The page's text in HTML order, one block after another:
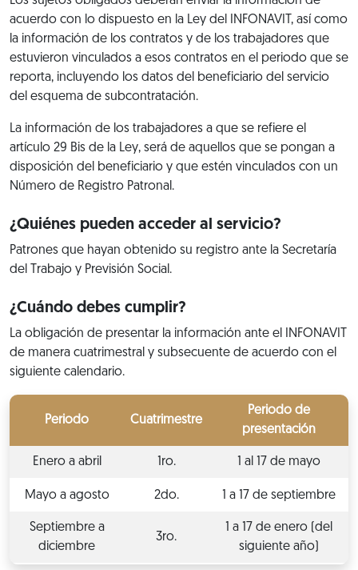
acuerdo con lo dispuesto en la Ley del INFONAVIT, así como
la información de los contratos y de los trabajadores que
estuvieron vinculados a esos contratos en el periodo que se
reporta, incluyendo los datos del beneficiario del servicio
del esquema de subcontratación.
La información de los trabajadores a que se refiere el
artículo 29 Bis de la Ley, será de aquellos que se pongan a
disposición del beneficiario y que estén vinculados con un
Número de Registro Patronal.
¿Quiénes pueden acceder al servicio?
Patrones que hayan obtenido su registro ante la Secretaría
del Trabajo y Previsión Social.
¿Cuándo debes cumplir?
La obligación de presentar la información ante el INFONAVIT
de manera cuatrimestral y subsecuente de acuerdo con el
siguiente calendario.
Periodo Cuatrimestre
Periodo de
presentación
Enero a abril 1ro. 1 al 17 de mayo
Mayo a agosto 2do. 1 a 17 de septiembre
Septiembre a
diciembre
3ro.
1 a 17 de enero (del
siguiente año)